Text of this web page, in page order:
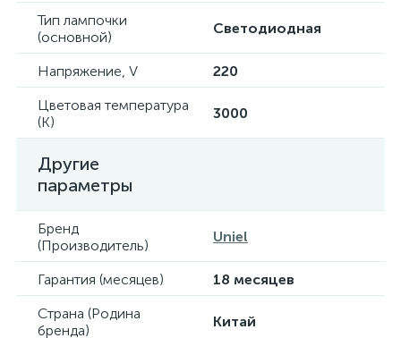
Тип лампочки
(основной)
Светодиодная
Напряжение, V
220
Цветовая температура
(К)
3000
Другие
параметры
Бренд
(Производитель)
Uniel
Гарантия (месяцев)
18 месяцев
Страна (Родина
бренда)
Китай